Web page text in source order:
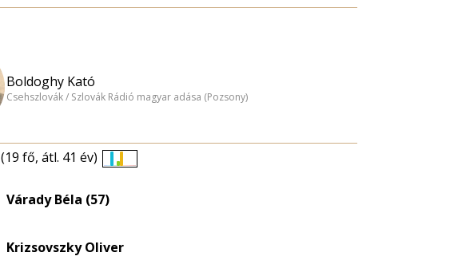
Boldoghy Kató
Csehszlovák / Szlovák Rádió magyar adása (Pozsony)
(19 fő, átl. 41 év)
Várady Béla (57)
Krizsovszky Oliver